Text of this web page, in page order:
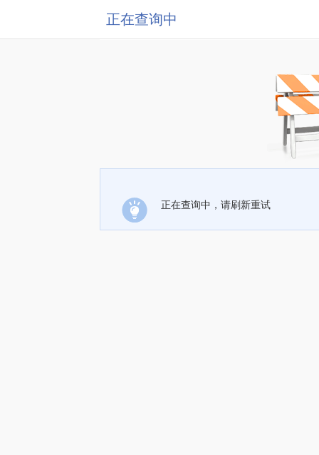
正在查询中
正在查询中，请刷新重试